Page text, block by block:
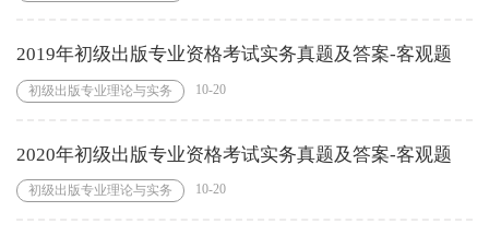
2019年初级出版专业资格考试实务真题及答案-客观题
初级出版专业理论与实务 10-20
2020年初级出版专业资格考试实务真题及答案-客观题
初级出版专业理论与实务 10-20